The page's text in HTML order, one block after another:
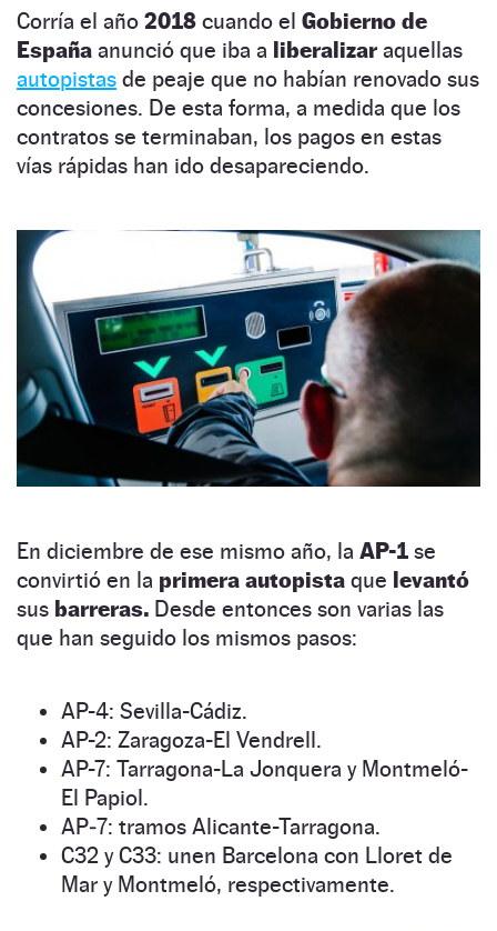
Corría el año 2018 cuando el Gobierno de
España anunció que iba a liberalizaraquellas
autopistas de peaje que no habían renovado sus
concesiones. De esta forma, a medida que los
contratos se terminaban, los pagos en estas
vías rápidas han ido desapareciendo.
En diciembre de ese mismo año, la AP-1 se
convirtió en la primera autopista que levantó
sus barreras. Desde entonces son varias las
que han seguido los mismos pasos:
AP-4: Sevilla-Cádiz.
AP-2: Zaragoza-El Vendrell.
AP-7: Tarragona-La Jonquera y Montmeló-
El Papiol.
AP‑7: tramos Alicante-Tarragona.
C32 y C33: unen Barcelona con Lloret de
Mar y Montmeló, respectivamente.